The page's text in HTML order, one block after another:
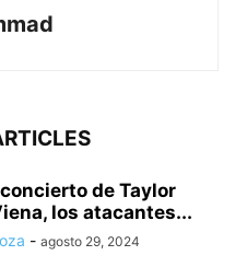
de Taylor
los atacantes...
- agosto 29, 2024